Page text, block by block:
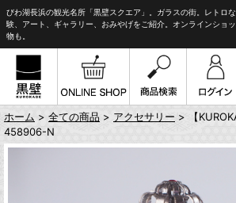
びわ湖長浜の観光名所「黒壁スクエア」。ガラスの街。レトロ
験、アート、ギャラリー、おみやげをご紹介。オンラインショ
物も。
ホーム > 全ての商品 > アクセサリー > 【
458906-N